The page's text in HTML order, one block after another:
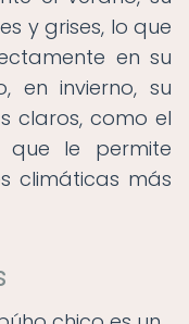
y grises, lo que
en su
en invierno, su
claros, como el
le permite
climáticas más